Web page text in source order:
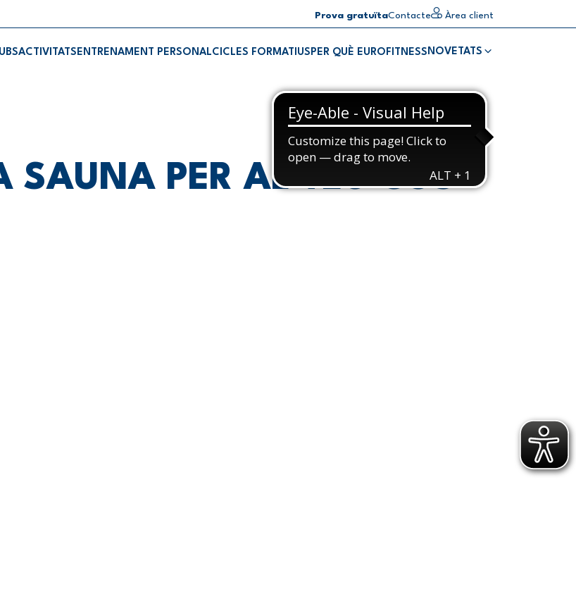
Prova gratuïtaContacte Àrea client
ACTIVITATS ENTRENAMENT PERSONALCICLES FORMATIUS PER QUÈ EUROFITNESS NOVETATS
SAUNA PER AL TEU COS